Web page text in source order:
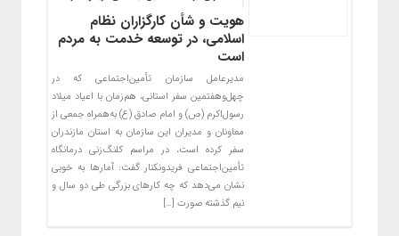
هویت و شأن کارگزاران نظام
اسلامی، در توسعه خدمت‌ به مردم
است
مدیرعامل سازمان ‌تأمین‌اجتماعی که در
چهل‌وهفتمین سفر استانی، هم‌زمان با اعیاد میلاد
رسول‌اکرم (ص) و امام صادق (ع) به‌همراه جمعی از
معاونان و مدیران این سازمان به استان‌ مازندران
سفر کرده است، در مراسم کلنگ‌زنی درمانگاه
تأمین‌اجتماعی فریدونکنار گفت: آمارها به خوبی
نشان می‌دهد که چه کارهای بزرگی طی دو سال و
نیم گذشته صورت […]